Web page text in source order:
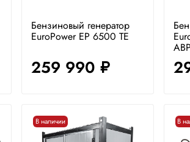
Бензиновый генератор
EuroPower EP 6500 TE
259 990 руб.
АВР
В наличии В